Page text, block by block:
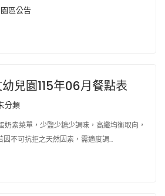
園區公告
兒園115年06月餐點表
分類
奶素菜單，少鹽少糖少調味，高纖均衡取向，
不可抗拒之天然因素，需適度調…